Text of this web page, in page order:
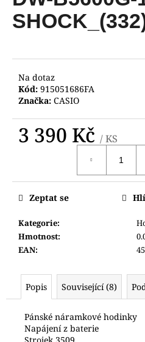
0,0
z
Na dotaz
Kód: 915051686FA
Značka: CASIO
3 390 Kč / KS
Kategorie:
Hmotnost:
EAN:
Zeptat se
Popis Související (8)
Pánské náramkové hodinky
Napájení z baterie
Strojek 3509
a
j
t
?
HLEDAT
D
p
o
j